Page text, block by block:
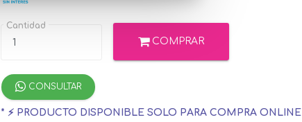
Cantidad
COMPRAR
CONSULTAR
* ⚡ PRODUCTO DISPONIBLE SOLO PARA COMPRA ONLINE